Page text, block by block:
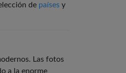
de países y
Las fotos
a la enorme